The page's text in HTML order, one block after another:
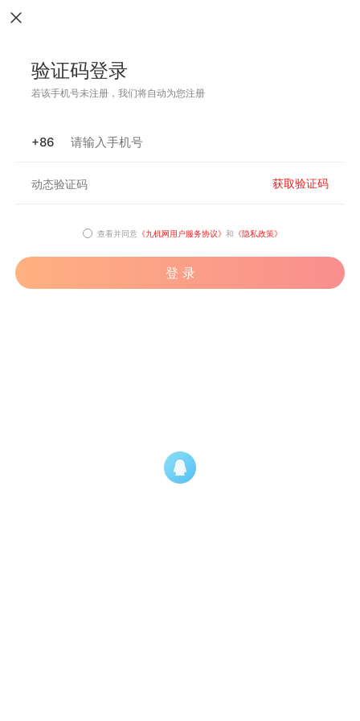
验证码登录
若该手机号未注册，我们将自动为您注册
+86
获取验证码
查看并同意 《九机网用户服务协议》 和 《隐私政策》
登 录